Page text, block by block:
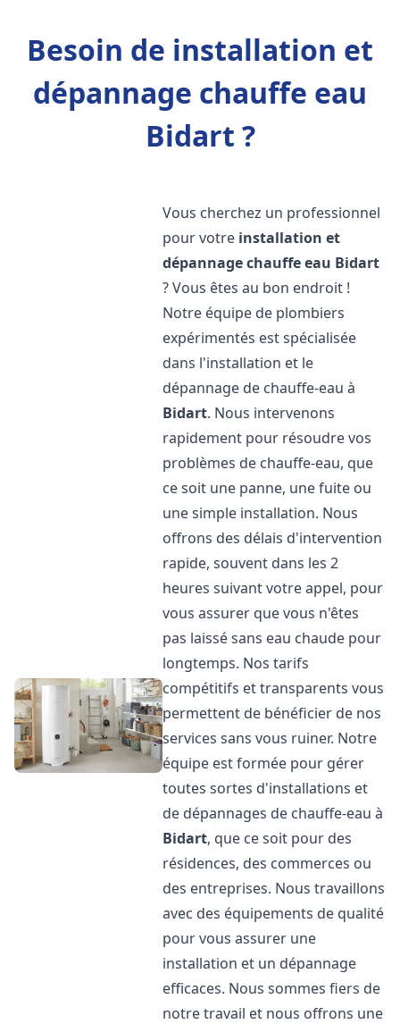
Besoin de installation et
dépannage chauffe eau
Bidart ?
Vous cherchez un professionnel
pour votre installation et
dépannage chauffe eau Bidart
? Vous êtes au bon endroit !
Notre équipe de plombiers
expérimentés est spécialisée
dans l'installation et le
dépannage de chauffe-eau à
Bidart. Nous intervenons
rapidement pour résoudre vos
problèmes de chauffe-eau, que
ce soit une panne, une fuite ou
une simple installation. Nous
offrons des délais d'intervention
rapide, souvent dans les 2
heures suivant votre appel, pour
vous assurer que vous n'êtes
pas laissé sans eau chaude pour
longtemps. Nos tarifs
compétitifs et transparents vous
permettent de bénéficier de nos
services sans vous ruiner. Notre
équipe est formée pour gérer
toutes sortes d'installations et
de dépannages de chauffe-eau à
Bidart, que ce soit pour des
résidences, des commerces ou
des entreprises. Nous travaillons
avec des équipements de qualité
pour vous assurer une
installation et un dépannage
efficaces. Nous sommes fiers de
notre travail et nous offrons une